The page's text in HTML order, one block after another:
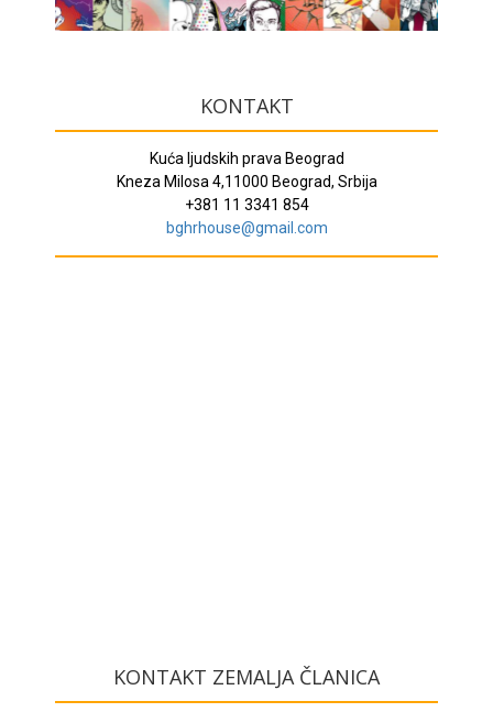
KONTAKT
Kuća ljudskih prava Beograd
Kneza Milosa 4,11000 Beograd, Srbija
+381 11 3341 854
bghrhouse@gmail.com
KONTAKT ZEMALJA ČLANICA